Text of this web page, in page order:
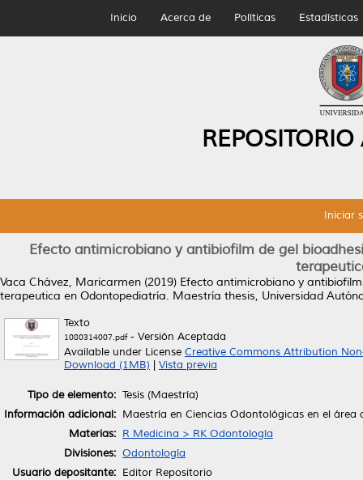
Inicio Acerca de Políticas Estadísticas
Iniciar
Efecto antimicrobiano y antibiofilm de gel
Vaca Chávez, Maricarmen (2019) Efecto antimicrobiano y
terapeutica en Odontopediatría. Maestría thesis, Universidad
Texto
1080314007.pdf- Versión Aceptada
Available under License Creative Commons Attribution
Download (1MB)
Vista previa
Tipo de elemento: Tesis (Maestría)
Información adicional: Maestría en Ciencias Odontológicas en el
Materias: R Medicina > RK Odontología
Divisiones: Odontología
Usuario depositante: Editor Repositorio